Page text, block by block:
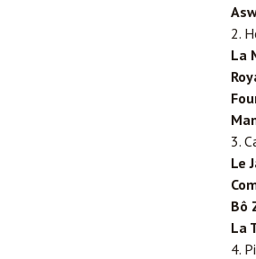
2.
La
3.
Le
Bô
La
4.